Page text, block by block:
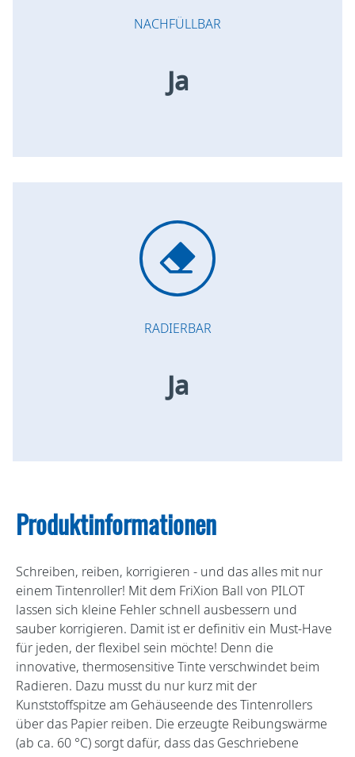
NACHFÜLLBAR
Ja
RADIERBAR
Ja
Produktinformationen
Schreiben, reiben, korrigieren - und das alles mit nur
einem Tintenroller! Mit dem FriXion Ball von PILOT
lassen sich kleine Fehler schnell ausbessern und
sauber korrigieren. Damit ist er definitiv ein Must-Have
für jeden, der flexibel sein möchte! Denn die
innovative, thermosensitive Tinte verschwindet beim
Radieren. Dazu musst du nur kurz mit der
Kunststoffspitze am Gehäuseende des Tintenrollers
über das Papier reiben. Die erzeugte Reibungswärme
(ab ca. 60 °C) sorgt dafür, dass das Geschriebene